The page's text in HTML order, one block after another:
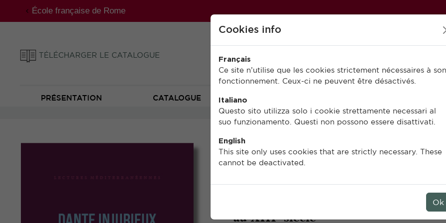
École française de Rome
TÉLÉCHARGER LE CATALOGUE
PRÉSENTATION CATALOGUE
Giuliano Milani
Poésie comique et politique à
au XIII siècle
Cookies info
Français
Ce site n’utilise que les cookies strictement nécessaires à son
fonctionnement. Ceux-ci ne peuvent être désactivés.
Italiano
Questo sito utilizza solo i cookie strettamente necessari al
suo funzionamento. Questi non possono essere disattivati.
English
This site only uses cookies that are strictly necessary. These
cannot be deactivated.
Ok